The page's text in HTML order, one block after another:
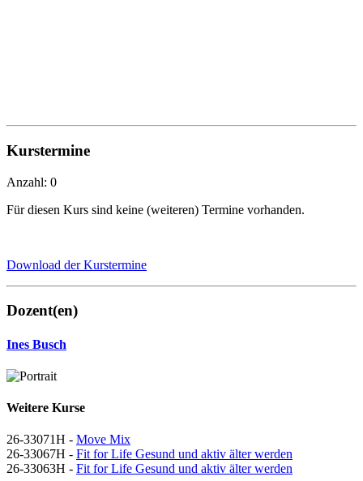
Kurstermine
Anzahl: 0
Für diesen Kurs sind keine (weiteren) Termine vorhanden.
Download der Kurstermine
Dozent(en)
Ines Busch
Weitere Kurse
26-33071H - Move Mix
26-33067H - Fit for Life Gesund und aktiv älter werden
26-33063H - Fit for Life Gesund und aktiv älter werden